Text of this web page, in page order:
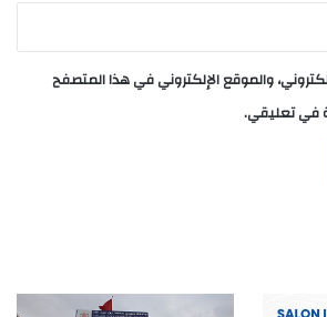
والموقع الإلكتروني في هذا المتصفح
في تعليقي.